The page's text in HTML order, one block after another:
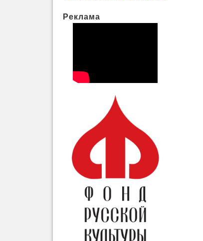
Реклама